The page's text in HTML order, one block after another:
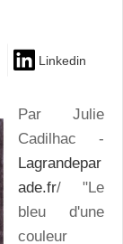
Linkedin
Par Julie
Cadilhac -
Lagrandepar
ade.fr/ "Le
bleu d'une
couleur